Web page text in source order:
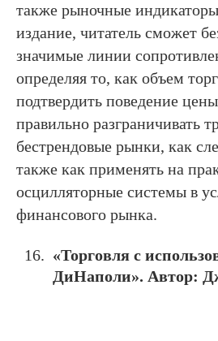
также рыночные
издание, читатель сможет
значимые линии
определяя то, как объем
подтвердить поведение
правильно разграничивать
бестрендовые рынки, как
также как применять на
осцилляторные системы в
финансового рынка.
«Торговля с
ДиНаполи». Автор: